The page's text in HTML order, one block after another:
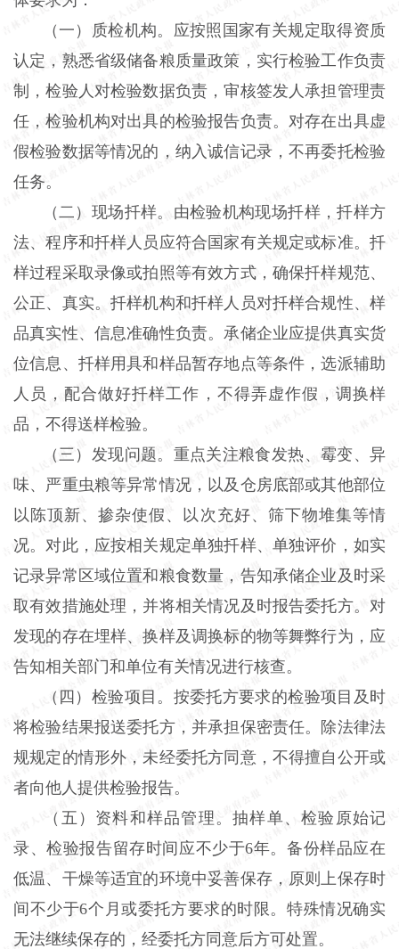
（一）质检机构。应按照国家有关规定取得资质
认定，熟悉省级储备粮质量政策，实行检验工作负责
制，检验人对检验数据负责，审核签发人承担管理责
任，检验机构对出具的检验报告负责。对存在出具虚
假检验数据等情况的，纳入诚信记录，不再委托检验
任务。
（二）现场扦样。由检验机构现场扦样，扦样方
法、程序和扦样人员应符合国家有关规定或标准。扦
样过程采取录像或拍照等有效方式，确保扦样规范、
公正、真实。扦样机构和扦样人员对扦样合规性、样
品真实性、信息准确性负责。承储企业应提供真实货
位信息、扦样用具和样品暂存地点等条件，选派辅助
人员，配合做好扦样工作，不得弄虚作假，调换样
品，不得送样检验。
（三）发现问题。重点关注粮食发热、霉变、异
味、严重虫粮等异常情况，以及仓房底部或其他部位
以陈顶新、掺杂使假、以次充好、筛下物堆集等情
况。对此，应按相关规定单独扦样、单独评价，如实
记录异常区域位置和粮食数量，告知承储企业及时采
取有效措施处理，并将相关情况及时报告委托方。对
发现的存在埋样、换样及调换标的物等舞弊行为，应
告知相关部门和单位有关情况进行核查。
（四）检验项目。按委托方要求的检验项目及时
将检验结果报送委托方，并承担保密责任。除法律法
规规定的情形外，未经委托方同意，不得擅自公开或
者向他人提供检验报告。
（五）资料和样品管理。抽样单、检验原始记
录、检验报告留存时间应不少于6年。备份样品应在
低温、干燥等适宜的环境中妥善保存，原则上保存时
间不少于6个月或委托方要求的时限。特殊情况确实
无法继续保存的，经委托方同意后方可处置。